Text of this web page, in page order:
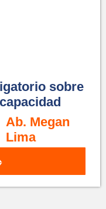
sobre
Ab. Megan
Lima